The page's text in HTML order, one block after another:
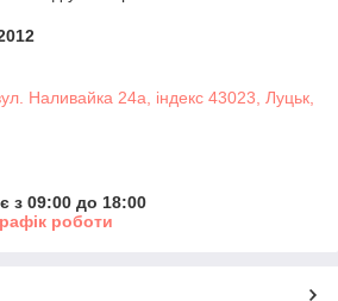
Наливайка 24а, індекс 43023, Луцьк,
з 09:00 до 18:00
роботи